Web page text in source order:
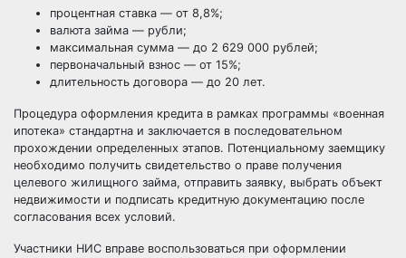
процентная ставка — от 8,8%;
валюта займа — рубли;
максимальная сумма — до 2 629 000 рублей;
первоначальный взнос — от 15%;
длительность договора — до 20 лет.
Процедура оформления кредита в рамках программы «военная
ипотека» стандартна и заключается в последовательном
прохождении определенных этапов. Потенциальному заемщику
необходимо получить свидетельство о праве получения
целевого жилищного займа, отправить заявку, выбрать объект
недвижимости и подписать кредитную документацию после
согласования всех условий.
Участники НИС вправе воспользоваться при оформлении